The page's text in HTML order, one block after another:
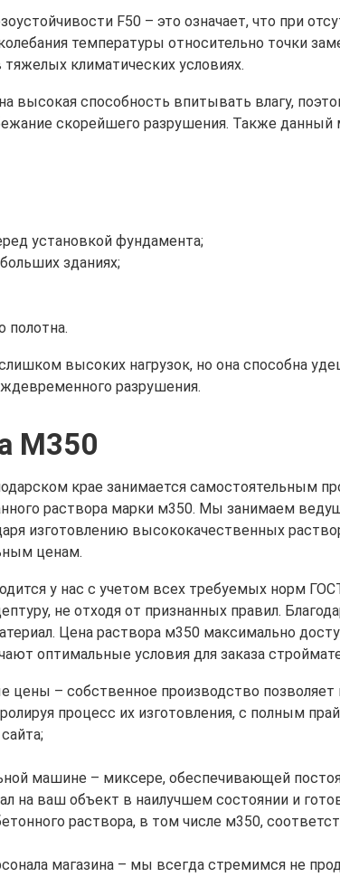
F50 – это означает, что при
температуры относительно точки
климатических условиях.
высокая способность впитывать влагу,
скорейшего разрушения. Также данный
установкой фундамента;
зданиях;
полотна.
высоких нагрузок, но она способна
разрушения.
М350
крае занимается самостоятельным
раствора марки м350. Мы занимаем
изготовлению высококачественных
ценам.
у нас с учетом всех требуемых норм
не отходя от признанных правил.
Цена раствора м350 максимально
оптимальные условия для заказа
цены – собственное производство
процесс их изготовления, с полным
машине – миксере, обеспечивающей
на ваш объект в наилучшем состоянии и
раствора, в том числе м350,
магазина – мы всегда стремимся не